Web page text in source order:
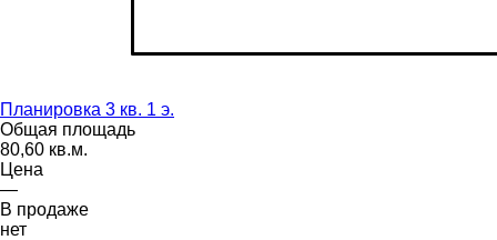
Планировка 3 кв. 1 э.
Общая площадь
80,60 кв.м.
Цена
—
В продаже
нет